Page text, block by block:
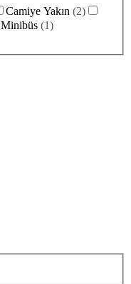
Camiye Yakın (2)
Minibüs (1)